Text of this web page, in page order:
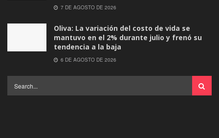
7 DE AGOSTO DE 2026
Oliva: La variación del costo de vida se
mantuvo en el 2% durante julio y frenó su
tendencia a la baja
6 DE AGOSTO DE 2026